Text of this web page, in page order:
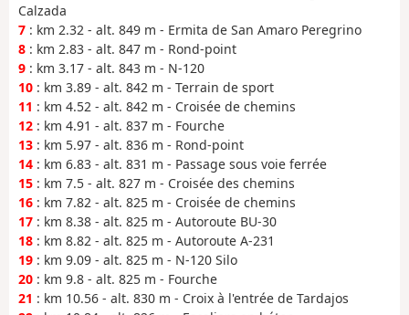
Calzada
7 : km 2.32 - alt. 849 m - Ermita de San Amaro Peregrino
8 : km 2.83 - alt. 847 m - Rond-point
9 : km 3.17 - alt. 843 m - N-120
10 : km 3.89 - alt. 842 m - Terrain de sport
11 : km 4.52 - alt. 842 m - Croisée de chemins
12 : km 4.91 - alt. 837 m - Fourche
13 : km 5.97 - alt. 836 m - Rond-point
14 : km 6.83 - alt. 831 m - Passage sous voie ferrée
15 : km 7.5 - alt. 827 m - Croisée des chemins
16 : km 7.82 - alt. 825 m - Croisée de chemins
17 : km 8.38 - alt. 825 m - Autoroute BU-30
18 : km 8.82 - alt. 825 m - Autoroute A-231
19 : km 9.09 - alt. 825 m - N-120 Silo
20 : km 9.8 - alt. 825 m - Fourche
21 : km 10.56 - alt. 830 m - Croix à l'entrée de Tardajos